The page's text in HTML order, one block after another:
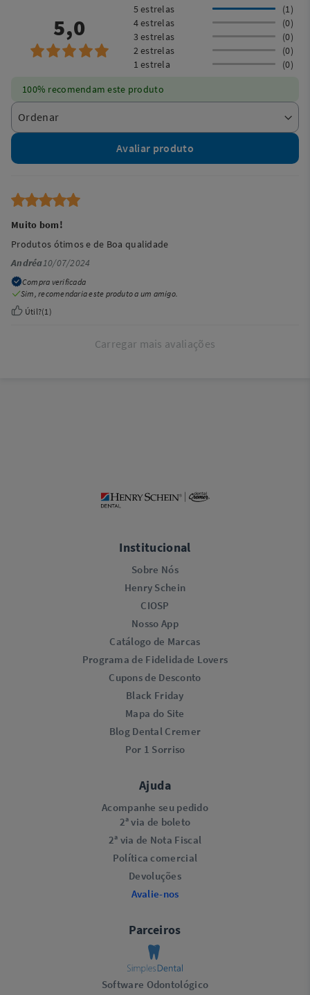
5,0
5 estrelas
(1)
4 estrelas
(0)
3 estrelas
(0)
2 estrelas
(0)
1 estrela
(0)
100% recomendam este produto
Avaliar produto
Muito bom!
Produtos ótimos e de Boa qualidade
Andréa10/07/2024
Compra verificada
Sim, recomendaria este produto a um amigo.
Útil?(1 )
Carregar mais avaliações
Institucional
Sobre Nós
Henry Schein
CIOSP
Nosso App
Catálogo de Marcas
Programa de Fidelidade Lovers​
Cupons de Desconto
Black Friday
Mapa do Site
Blog Dental Cremer
Por 1 Sorriso
Ajuda
Acompanhe seu pedido
2ª via de boleto
2ª via de Nota Fiscal
Política comercial
Devoluções
Avalie-nos
Parceiros
Software Odontológico